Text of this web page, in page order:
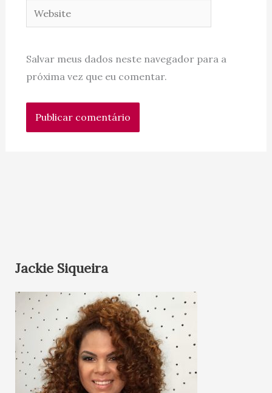
Website
Salvar meus dados neste navegador para a
próxima vez que eu comentar.
Jackie Siqueira